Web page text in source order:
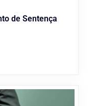
de Sentença